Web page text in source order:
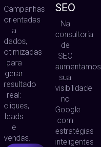
Campanhas
orientadas
a
dados,
otimizadas
para
gerar
resultado
real:
cliques,
leads
e
vendas.
SEO
Na
consultoria
de
SEO
aumentamos
sua
visibilidade
no
Google
com
estratégias
inteligentes